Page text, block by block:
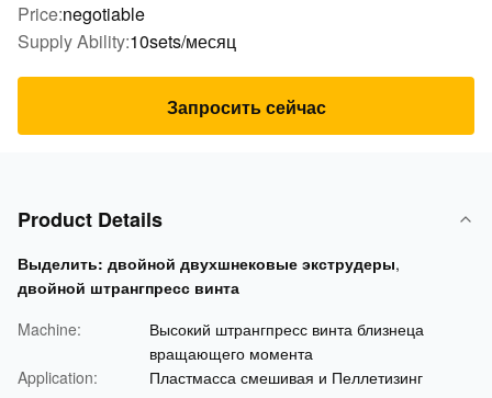
Price:negotiable
Supply Ability:10sets/месяц
Запросить сейчас
Product Details
Выделить: двойной двухшнековые экструдеры,
двойной штрангпресс винта
Machine:
Высокий штрангпресс винта близнеца
вращающего момента
Application:
Пластмасса смешивая и Пеллетизинг